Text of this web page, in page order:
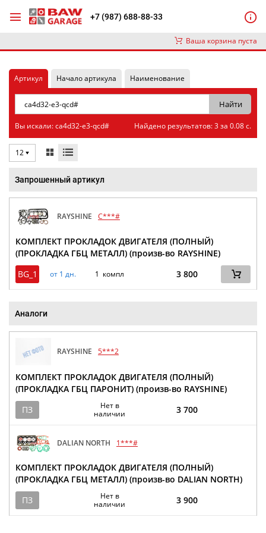
+7 (987) 688-88-33
Ваша корзина пуста
Артикул Начало артикула Наименование
Вы искали: ca4d32-e3-qcd# Найдено результатов: 3 за 0.08 с.
12
Запрошенный артикул
RAYSHINE C***#
КОМПЛЕКТ ПРОКЛАДОК ДВИГАТЕЛЯ (ПОЛНЫЙ)
(ПРОКЛАДКА ГБЦ МЕТАЛЛ) (произв-во RAYSHINE)
BG_1
от 1 дн. 1 компл 3 800
Аналоги
RAYSHINE 5***2
КОМПЛЕКТ ПРОКЛАДОК ДВИГАТЕЛЯ (ПОЛНЫЙ)
(ПРОКЛАДКА ГБЦ ПАРОНИТ) (произв-во RAYSHINE)
ПЗ
Нет в
наличии
3 700
DALIAN NORTH 1***#
КОМПЛЕКТ ПРОКЛАДОК ДВИГАТЕЛЯ (ПОЛНЫЙ)
(ПРОКЛАДКА ГБЦ МЕТАЛЛ) (произв-во DALIAN NORTH)
ПЗ
Нет в
наличии
3 900